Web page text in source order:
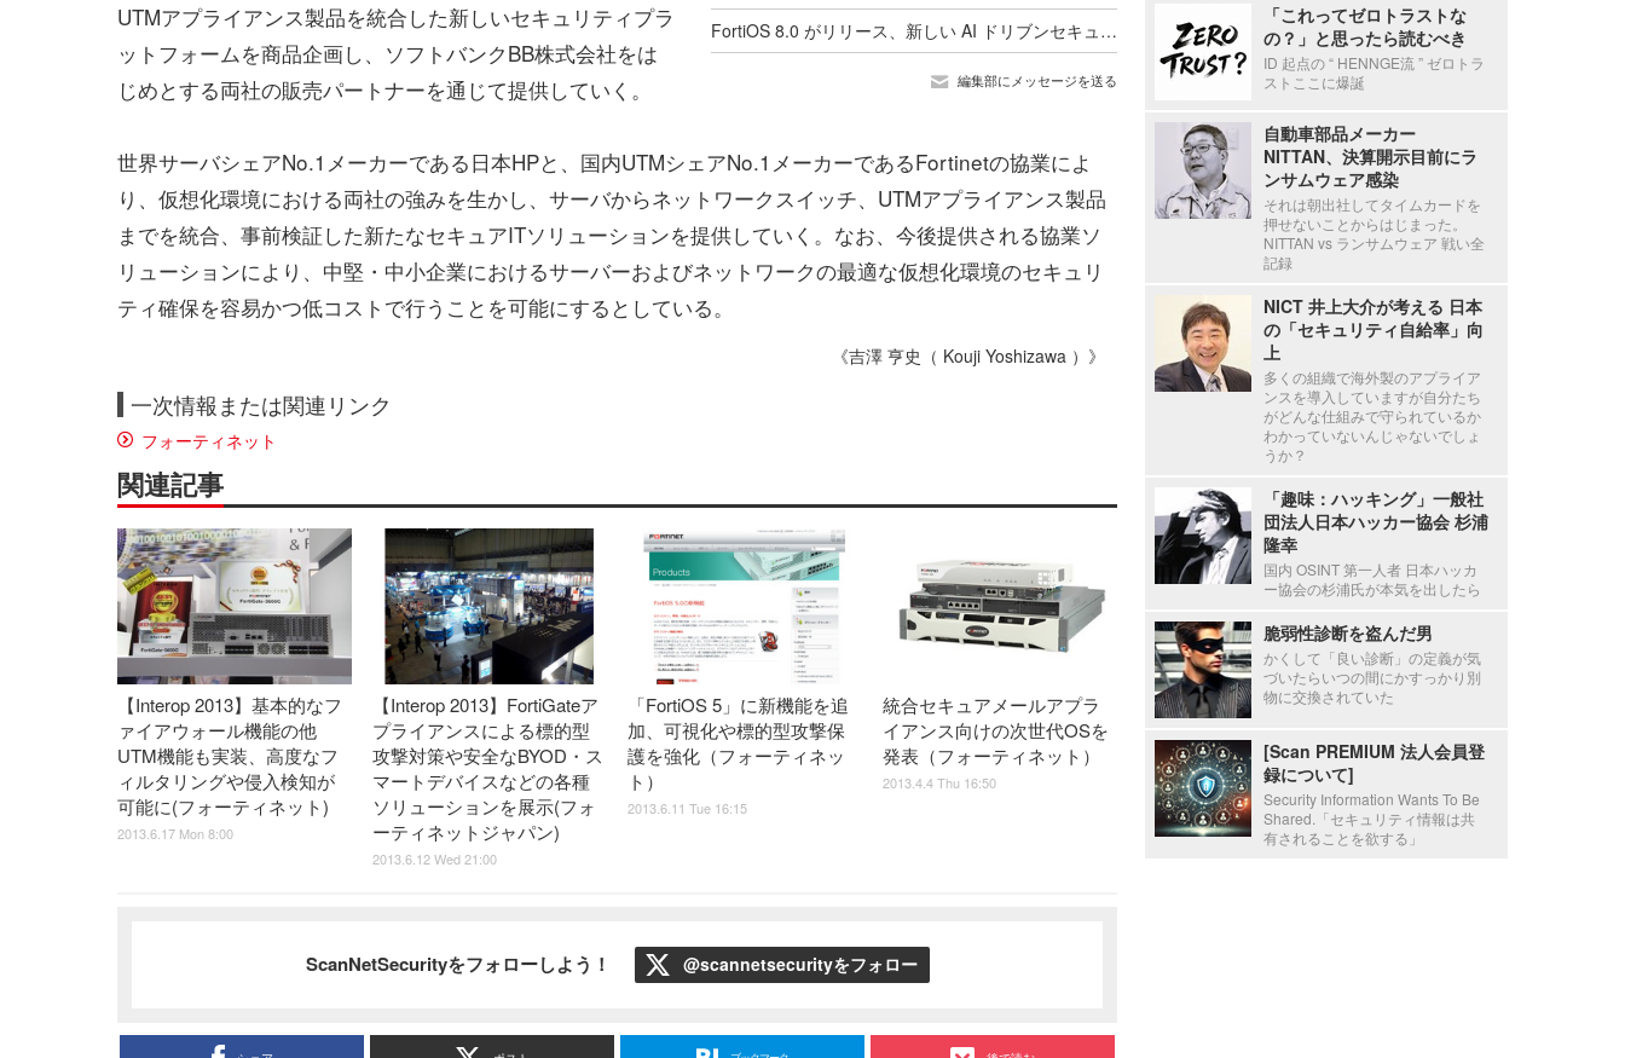
FortiOS 8.0 がリリース、新しい AI ドリブンセキュリティ・次世代 SASE・量子安全機能を提供
編集部にメッセージを送る
UTMアプライアンス製品を統合した新しいセキュリティプラ
ットフォームを商品企画し、ソフトバンクBB株式会社をは
じめとする両社の販売パートナーを通じて提供していく。
世界サーバシェアNo.1メーカーである日本HPと、国内UTMシェアNo.1メーカーであるFortinetの協業によ
り、仮想化環境における両社の強みを生かし、サーバからネットワークスイッチ、UTMアプライアンス製品
までを統合、事前検証した新たなセキュアITソリューションを提供していく。なお、今後提供される協業ソ
リューションにより、中堅・中小企業におけるサーバーおよびネットワークの最適な仮想化環境のセキュリ
ティ確保を容易かつ低コストで行うことを可能にするとしている。
《吉澤 亨史（ Kouji Yoshizawa ）》
一次情報または関連リンク
フォーティネット
関連記事
【Interop 2013】基本的なフ
ァイアウォール機能の他
UTM機能も実装、高度なフ
ィルタリングや侵入検知が
可能に(フォーティネット)
2013.6.17 Mon 8:00
【Interop 2013】FortiGateア
プライアンスによる標的型
攻撃対策や安全なBYOD・ス
マートデバイスなどの各種
ソリューションを展示(フォ
ーティネットジャパン)
2013.6.12 Wed 21:00
「FortiOS 5」に新機能を追
加、可視化や標的型攻撃保
護を強化（フォーティネッ
ト）
2013.6.11 Tue 16:15
統合セキュアメールアプラ
イアンス向けの次世代OSを
発表（フォーティネット）
2013.4.4 Thu 16:50
ScanNetSecurityをフォローしよう！ @scannetsecurityをフォロー
「これってゼロトラストな
の？」と思ったら読むべき
ID 起点の “ HENNGE流 ” ゼロトラ
ストここに爆誕
自動車部品メーカー
NITTAN、決算開示目前にラ
ンサムウェア感染
それは朝出社してタイムカードを
押せないことからはじまった。
NITTAN vs ランサムウェア 戦い全
記録
NICT 井上大介が考える 日本
の「セキュリティ自給率」向
上
多くの組織で海外製のアプライア
ンスを導入していますが自分たち
がどんな仕組みで守られているか
わかっていないんじゃないでしょ
うか？
「趣味：ハッキング」一般社
団法人日本ハッカー協会 杉浦
隆幸
国内 OSINT 第一人者 日本ハッカ
ー協会の杉浦氏が本気を出したら
脆弱性診断を盗んだ男
かくして「良い診断」の定義が気
づいたらいつの間にかすっかり別
物に交換されていた
[Scan PREMIUM 法人会員登
録について]
Security Information Wants To Be
Shared.「セキュリティ情報は共
有されることを欲する」